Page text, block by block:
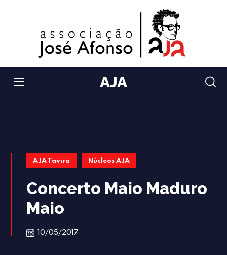
AJA
AJA Tavira Núcleos AJA
Concerto Maio Maduro
Maio
10/05/2017